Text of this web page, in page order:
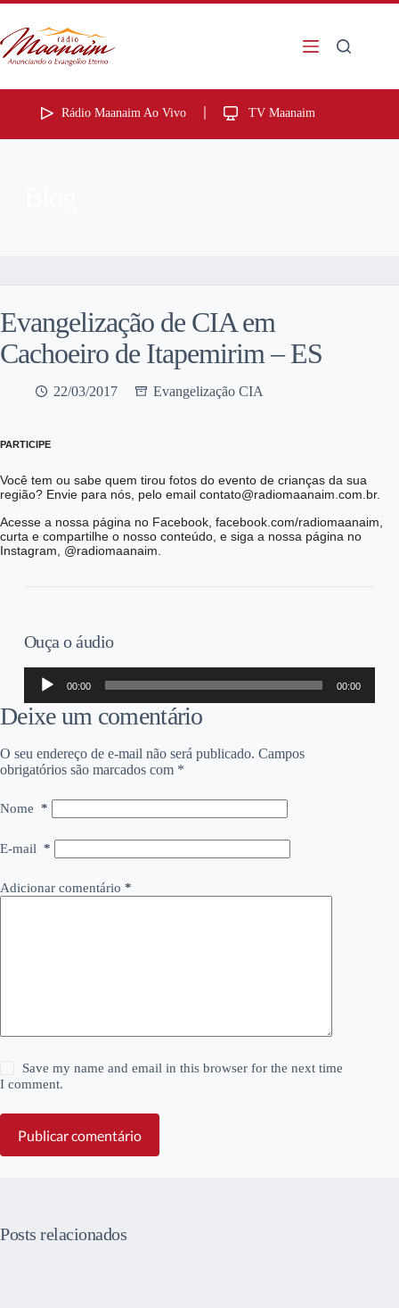
Rádio Maanaim Ao Vivo TV Maanaim
Evangelização de CIA em
Cachoeiro de Itapemirim – ES
22/03/2017 Evangelização CIA
PARTICIPE
Você tem ou sabe quem tirou fotos do evento de crianças da sua
região? Envie para nós, pelo email contato@radiomaanaim.com.br.
Acesse a nossa página no Facebook, facebook.com/radiomaanaim,
curta e compartilhe o nosso conteúdo, e siga a nossa página no
Instagram, @radiomaanaim.
Ouça o áudio
Tocador
áudio
00:00 00:00
Deixe um comentário
O seu endereço de e-mail não será publicado. Campos
obrigatórios são marcados com *
Nome *
E-mail *
Adicionar comentário *
Save my name and email in this browser for the next time
I comment.
Publicar comentário
Posts relacionados